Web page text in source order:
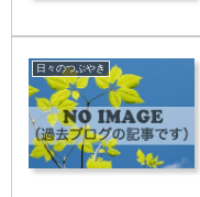
日々のつぶやき